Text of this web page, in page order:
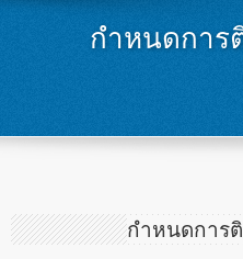
กำหนดการ
กำหนดการ